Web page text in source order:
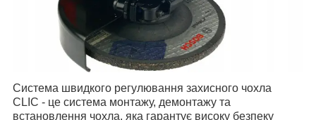
Система швидкого регулювання захисного чохла
CLIC - це система монтажу, демонтажу та
встановлення чохла, яка гарантує високу безпеку